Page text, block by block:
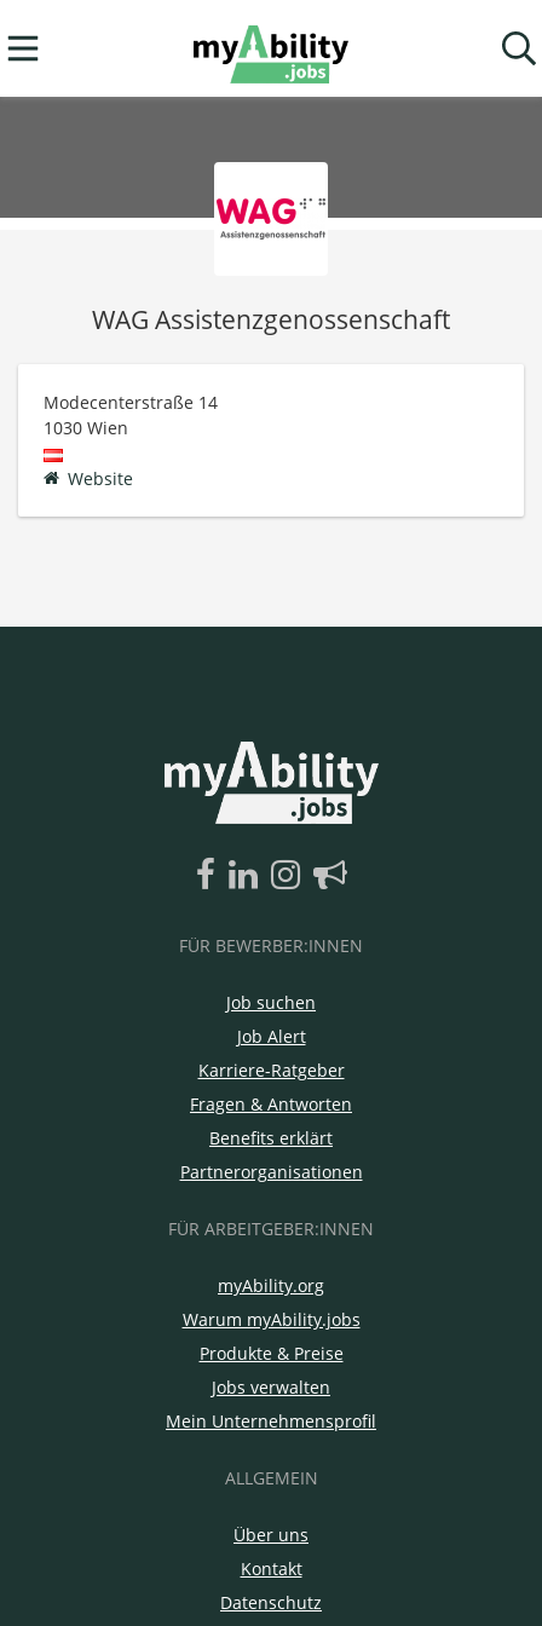
WAG Assistenzgenossenschaft
Modecenterstraße 14
1030 Wien
Website
FÜR BEWERBER:INNEN
Job suchen
Job Alert
Karriere-Ratgeber
Fragen & Antworten
Benefits erklärt
Partnerorganisationen
FÜR ARBEITGEBER:INNEN
myAbility.org
Warum myAbility.jobs
Produkte & Preise
Jobs verwalten
Mein Unternehmensprofil
ALLGEMEIN
Über uns
Kontakt
Datenschutz